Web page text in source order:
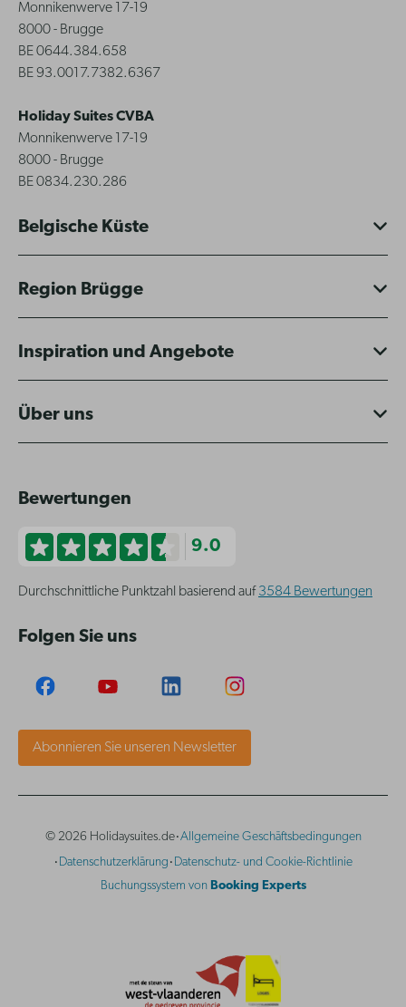
Monnikenwerve 17-19
8000 - Brugge
BE 0644.384.658
BE 93.0017.7382.6367
Holiday Suites CVBA
Monnikenwerve 17-19
8000 - Brugge
BE 0834.230.286
Belgische Küste
Region Brügge
Inspiration und Angebote
Über uns
Bewertungen
9.0
Durchschnittliche Punktzahl basierend auf 3584 Bewertungen
Folgen Sie uns
Abonnieren Sie unseren Newsletter
© 2026 Holidaysuites.de·Allgemeine Geschäftsbedingungen
· Datenschutzerklärung · Datenschutz- und Cookie-Richtlinie
Buchungssystem von Booking Experts